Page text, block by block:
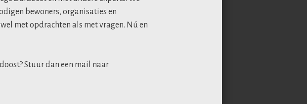
bewoners, organisaties en
met opdrachten als met vragen. Nú en
Stuur dan een mail naar